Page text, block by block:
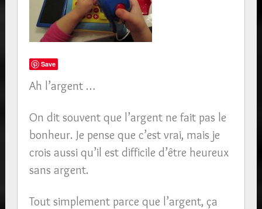
Save
Ah l’argent …
On dit souvent que l’argent ne fait pas le
bonheur. Je pense que c’est vrai, mais je
crois aussi qu’il est difficile d’être heureux
sans argent.
Tout simplement parce que l’argent, ça